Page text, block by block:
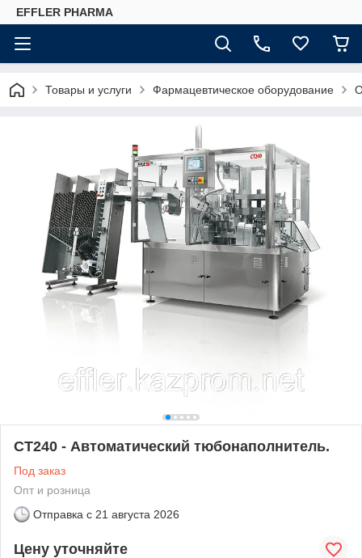
EFFLER PHARMA
Товары и услуги Фармацевтическое оборудование
CT240 - Автоматический тюбонаполнитель.
Под заказ
Опт и розница
Отправка с 21 августа 2026
Цену уточняйте